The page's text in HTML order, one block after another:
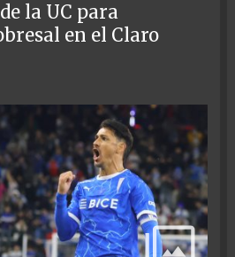
la UC para
en el Claro